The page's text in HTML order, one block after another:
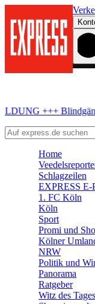
in KölnBombe im
Home
Schlagzeilen
EXPRESS E-
1. FC Köln
Köln
Sport
Promi und
Kölner
NRW
Politik und
Panorama
Ratgeber
Witz des Tages